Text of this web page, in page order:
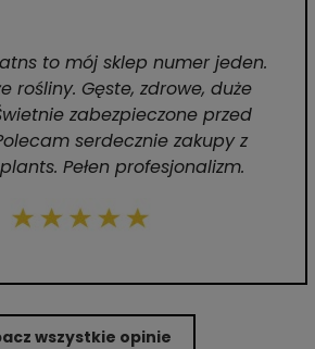
to mój sklep numer jeden.
rośliny. Gęste, zdrowe, duże
zabezpieczone przed
serdecznie zakupy z
Pełen profesjonalizm.
wszystkie opinie